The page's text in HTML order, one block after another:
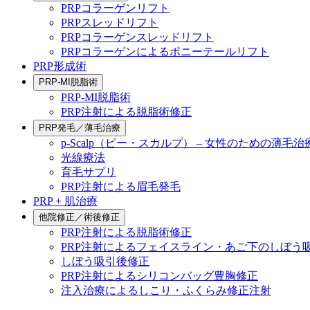
PRPコラーゲンリフト
PRPスレッドリフト
PRPコラーゲンスレッドリフト
PRPコラーゲンによるポニーテールリフト
PRP形成術
PRP-MI脱脂術
PRP-MI脱脂術
PRP注射による脱脂術修正
PRP発毛／薄毛治療
p-Scalp（ピー・スカルプ） – 女性のための薄毛治
光線療法
育毛サプリ
PRP注射による眉毛発毛
PRP + 肌治療
他院修正／術後修正
PRP注射による脱脂術修正
PRP注射によるフェイスライン・あご下のしぼう
しぼう吸引後修正
PRP注射によるシリコンバッグ豊胸修正
注入治療によるしこり・ふくらみ修正注射